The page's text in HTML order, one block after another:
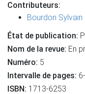
Contributeurs:
Bourdon Sylvain
État de publication:
Nom de la revue: En
Numéro: 5
Intervalle de pages:
ISBN: 1713-6253